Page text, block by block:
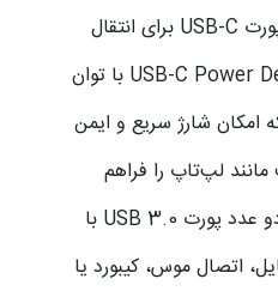
می‌توان به وجود یک پورت USB-C برای انتقال
داده و یک پورت USB-C Power Delivery با توان
که امکان شارژ سریع و ایمن
لپ‌تاپ را فراهم
می‌سازد.علاوه بر این، دو عدد پورت USB 3.0 با
اتصال موس، کیبورد یا